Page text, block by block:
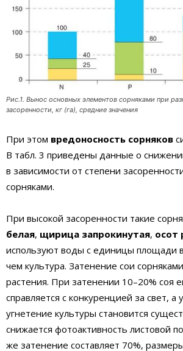
Рис.1. Вынос основных элементов сорняками при
засоренности, кг (га), средние значения
При этом вредоносность сорняков
В табл. 3 приведены данные о
в зависимости от степени
сорняками.
При высокой засоренности такие
белая, щирица запрокинутая, осот
используют воды с единицы площади
чем культура. Затенение сои
растения. При затенении 10–20% соя
справляется с конкуренцией за свет, а
угнетение культуры становится
снижается фотоактивность листовой
же затенение составляет 70%,